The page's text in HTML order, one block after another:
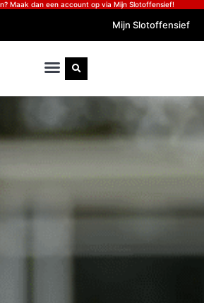
Maak dan een account op via Mijn Slotoffensief!
Mijn Slotoffensief